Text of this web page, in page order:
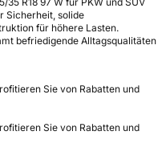
Sicherheit, solide
für höhere Lasten.
befriedigende Alltagsqualitäten
Sie von Rabatten und
Sie von Rabatten und